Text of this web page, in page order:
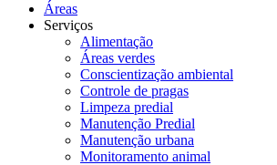
Áreas
Serviços
Alimentação
Áreas verdes
Conscientização ambiental
Controle de pragas
Limpeza predial
Manutenção Predial
Manutenção urbana
Monitoramento animal